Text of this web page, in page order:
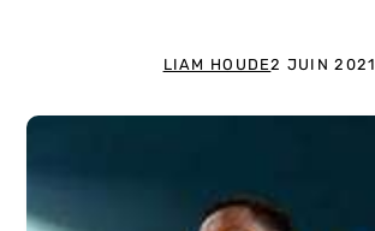
LIAM HOUDE2 JUIN 2021